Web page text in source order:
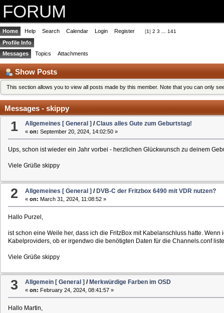
FORUM
Home Help Search Calendar Login Register [1] 2 3 141
Profile Info
Messages
Topics Attachments
Show Posts
This section allows you to view all posts made by this member. Note that you can only
Messages - skippy
1 Allgemeines [ General ] /Claus alles Gute zum Geburtstag!
«on: September 20, 2024, 14:02:50 »
Ups, schon ist wieder ein Jahr vorbei - herzlichen Glückwunsch zu deinem
Viele Grüße skippy
2 Allgemeines [ General ] /DVB-C der Fritzbox 6490 mit VDR nutzen?
«on: March 31, 2024, 11:08:52 »
Hallo Purzel,
ist schon eine Weile her, dass ich die FritzBox mit Kabelanschluss hatte.
Kabelproviders, ob er irgendwo die benötigten Daten für die Channels.conf
Viele Grüße skippy
3 Allgemein [ General ] / Merkwürdige Farben im OSD
«on: February 24, 2024, 08:41:57 »
Hallo Martin,